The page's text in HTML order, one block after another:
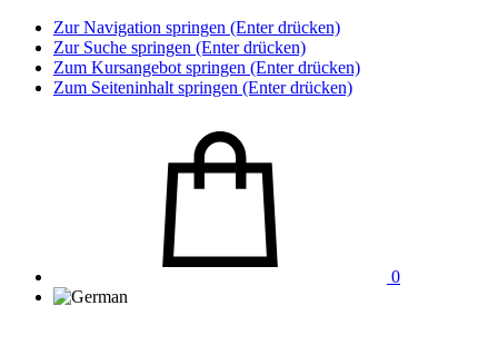
Zur Navigation springen (Enter drücken)
Zur Suche springen (Enter drücken)
Zum Kursangebot springen (Enter drücken)
Zum Seiteninhalt springen (Enter drücken)
0